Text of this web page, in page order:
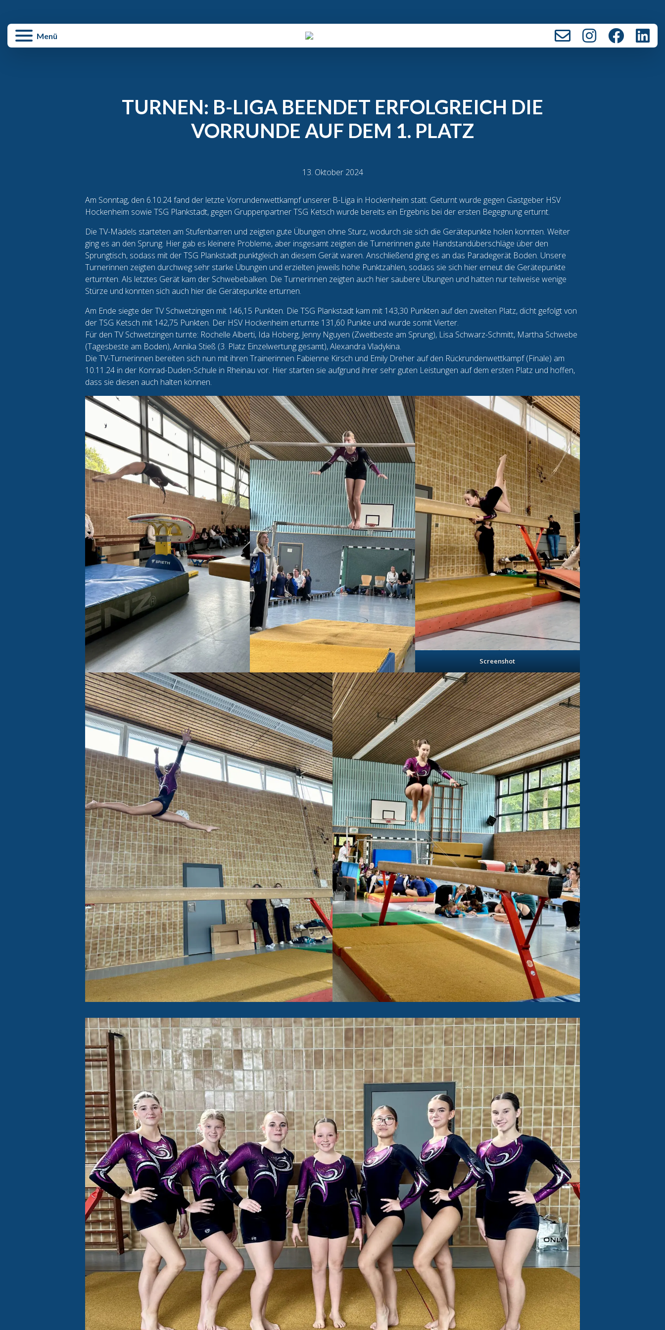
schließen
Menü
TURNEN: B-LIGA BEENDET ERFOLGREICH DIE
VORRUNDE AUF DEM 1. PLATZ
13. Oktober 2024
Am Sonntag, den 6.10.24 fand der letzte Vorrundenwettkampf unserer B-Liga in Hockenheim statt. Geturnt wurde gegen Gastgeber HSV
Hockenheim sowie TSG Plankstadt, gegen Gruppenpartner TSG Ketsch wurde bereits ein Ergebnis bei der ersten Begegnung erturnt.
Die TV-Mädels starteten am Stufenbarren und zeigten gute Übungen ohne Sturz, wodurch sie sich die Gerätepunkte holen konnten. Weiter
ging es an den Sprung. Hier gab es kleinere Probleme, aber insgesamt zeigten die Turnerinnen gute Handstandüberschläge über den
Sprungtisch, sodass mit der TSG Plankstadt punktgleich an diesem Gerät waren. Anschließend ging es an das Paradegerät Boden. Unsere
Turnerinnen zeigten durchweg sehr starke Übungen und erzielten jeweils hohe Punktzahlen, sodass sie sich hier erneut die Gerätepunkte
erturnten. Als letztes Gerät kam der Schwebebalken. Die Turnerinnen zeigten auch hier saubere Übungen und hatten nur teilweise wenige
Stürze und konnten sich auch hier die Gerätepunkte erturnen.
Am Ende siegte der TV Schwetzingen mit 146,15 Punkten. Die TSG Plankstadt kam mit 143,30 Punkten auf den zweiten Platz, dicht gefolgt von
der TSG Ketsch mit 142,75 Punkten. Der HSV Hockenheim erturnte 131,60 Punkte und wurde somit Vierter.
Für den TV Schwetzingen turnte: Rochelle Alberti, Ida Hoberg, Jenny Nguyen (Zweitbeste am Sprung), Lisa Schwarz-Schmitt, Martha Schwebe
(Tagesbeste am Boden), Annika Stieß (3. Platz Einzelwertung gesamt), Alexandra Vladykina.
Die TV-Turnerinnen bereiten sich nun mit ihren Trainerinnen Fabienne Kirsch und Emily Dreher auf den Rückrundenwettkampf (Finale) am
10.11.24 in der Konrad-Duden-Schule in Rheinau vor. Hier starten sie aufgrund ihrer sehr guten Leistungen auf dem ersten Platz und hoffen,
dass sie diesen auch halten können.
Screenshot